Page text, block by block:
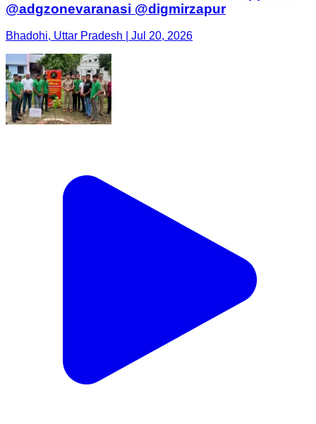
@adgzonevaranasi @digmirzapur
Bhadohi, Uttar Pradesh | Jul 20, 2026